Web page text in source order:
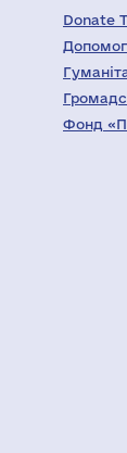
Donate
Фонд